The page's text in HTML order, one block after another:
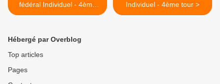
fédéral Individuel - 4ème
tour
Individuel - 4ème tour >
Hébergé par Overblog
Top articles
Pages